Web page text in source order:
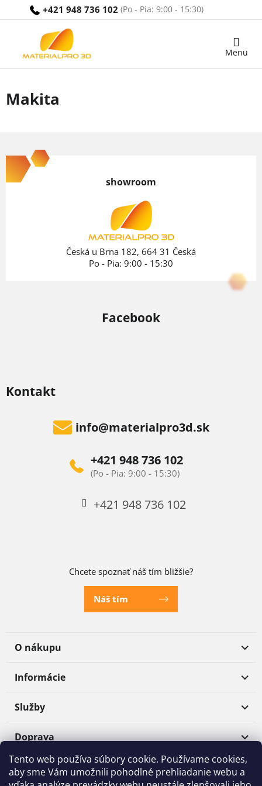
Tento web používa súbory cookie. Používame cookies,
aby sme Vám umožnili pohodlné prehliadanie webu a
+421 948 736 102
Nákupný
Makita
á
p
Kontakt
info@materialpro3d.sk
+421 948 736 102
+421 948 736 102
Chcete spoznať náš tím bližšie?
Náš tím
O nákupu
Informácie
Služby
showroom
Česká u Brna 182, 664 31 Česká
Po - Pia: 9:00 - 15:30
Facebook
Doprava
Platba